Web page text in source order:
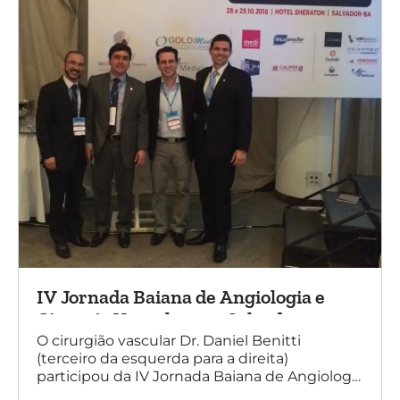
IV Jornada Baiana de Angiologia e
Cirurgia Vascular, em Salvador
O cirurgião vascular Dr. Daniel Benitti
(terceiro da esquerda para a direita)
participou da IV Jornada Baiana de Angiologia